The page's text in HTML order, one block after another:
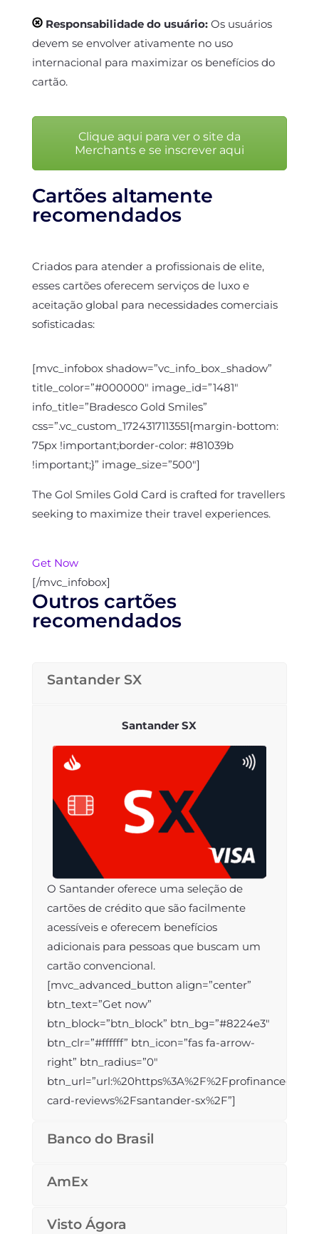
Responsabilidade do usuário:Os usuários
devem se envolver ativamente no uso
internacional para maximizar os benefícios do
cartão.
Clique aqui para ver o site da
Merchants e se inscrever aqui
Cartões altamente
recomendados
Criados para atender a profissionais de elite,
esses cartões oferecem serviços de luxo e
aceitação global para necessidades comerciais
sofisticadas:
[mvc_infobox shadow=”vc_info_box_shadow”
title_color=”#000000″ image_id=”1481″
info_title=”Bradesco Gold Smiles”
css=”.vc_custom_1724317113551{margin-bottom:
75px !important;border-color: #81039b
!important;}” image_size=”500″]
The Gol Smiles Gold Card is crafted for travellers
seeking to maximize their travel experiences.
Get Now
[/mvc_infobox]
Outros cartões
recomendados
Santander SX
Santander SX
O Santander oferece uma seleção de
cartões de crédito que são facilmente
acessíveis e oferecem benefícios
adicionais para pessoas que buscam um
cartão convencional.
[mvc_advanced_button align=”center”
btn_text=”Get now”
btn_block=”btn_block” btn_bg=”#8224e3″
btn_clr=”#ffffff” btn_icon=”fas fa-arrow-
right” btn_radius=”0″
card-reviews%2Fsantander-sx%2F”]
Banco do Brasil
AmEx
Visto Ágora